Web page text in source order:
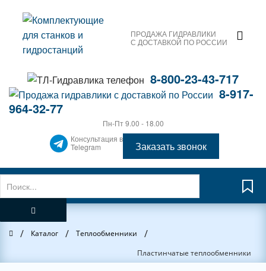
ПРОДАЖА ГИДРАВЛИКИ
С ДОСТАВКОЙ ПО РОССИИ
8-800-23-43-717
8-917-
964-32-77
Пн-Пт 9.00 - 18.00
Консультация в
Telegram
Заказать звонок
Главная
/ Каталог / Теплообменники /
Пластинчатые теплообменники